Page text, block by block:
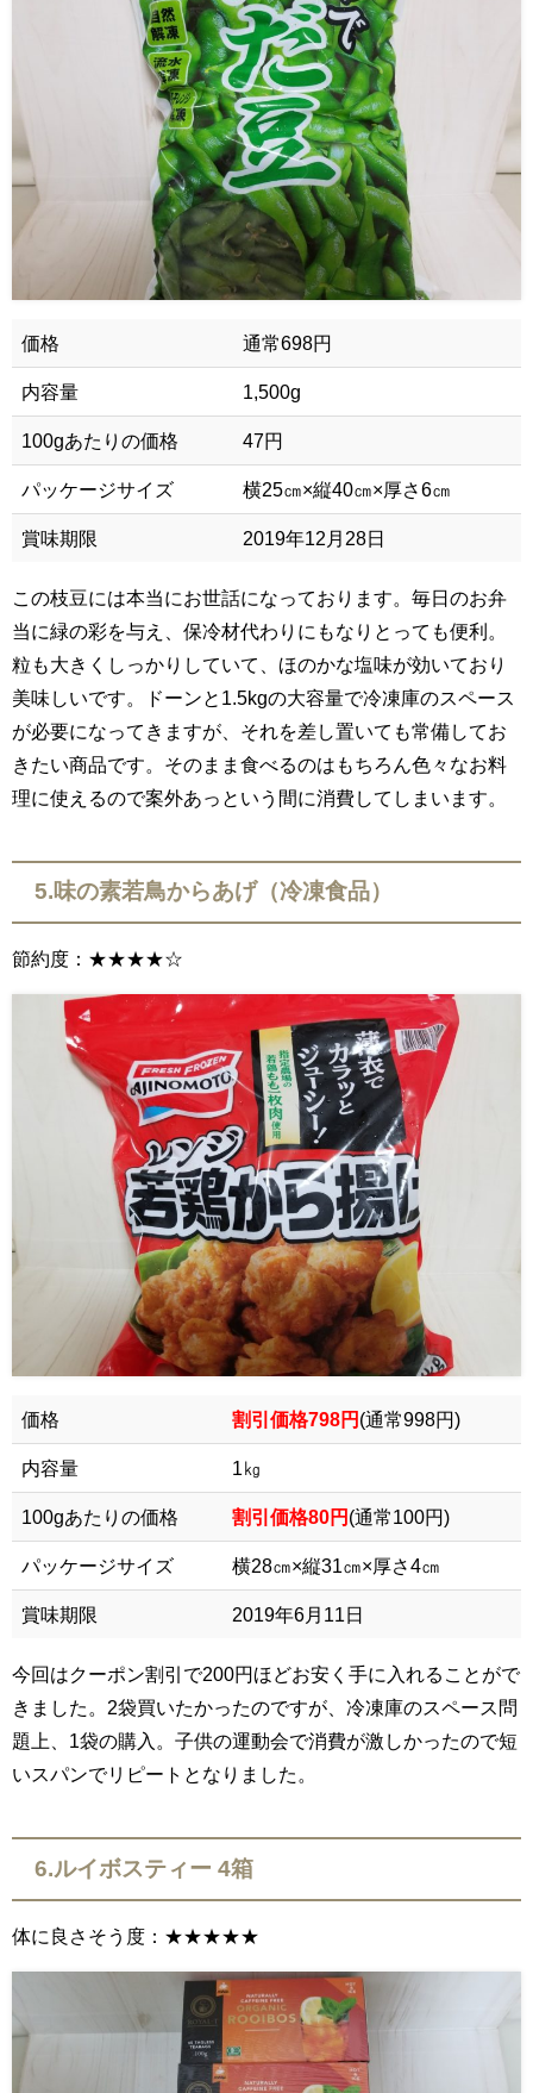
価格 通常698円
内容量 1,500g
100gあたりの価格 47円
パッケージサイズ 横25㎝×縦40㎝×厚さ6㎝
賞味期限 2019年12月28日
この枝豆には本当にお世話になっております。毎日のお弁
当に緑の彩を与え、保冷材代わりにもなりとっても便利。
粒も大きくしっかりしていて、ほのかな塩味が効いており
美味しいです。ドーンと1.5kgの大容量で冷凍庫のスペース
が必要になってきますが、それを差し置いても常備してお
きたい商品です。そのまま食べるのはもちろん色々なお料
理に使えるので案外あっという間に消費してしまいます。
5.味の素若鳥からあげ（冷凍食品）
節約度：★★★★☆
価格 割引価格798円 (通常998円)
内容量 1㎏
100gあたりの価格 割引価格80円 (通常100円)
パッケージサイズ 横28㎝×縦31㎝×厚さ4㎝
賞味期限 2019年6月11日
今回はクーポン割引で200円ほどお安く手に入れることがで
きました。2袋買いたかったのですが、冷凍庫のスペース問
題上、1袋の購入。子供の運動会で消費が激しかったので短
いスパンでリピートとなりました。
6.ルイボスティー 4箱
体に良さそう度：★★★★★